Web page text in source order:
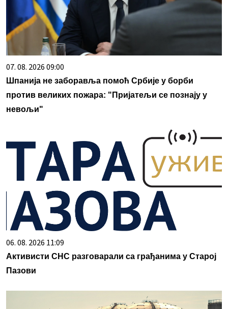
07. 08. 2026 09:00
Шпанија не заборавља помоћ Србије у борби
против великих пожара: "Пријатељи се познају у
невољи"
06. 08. 2026 11:09
Активисти СНС разговарали са грађанима у Старој
Пазови